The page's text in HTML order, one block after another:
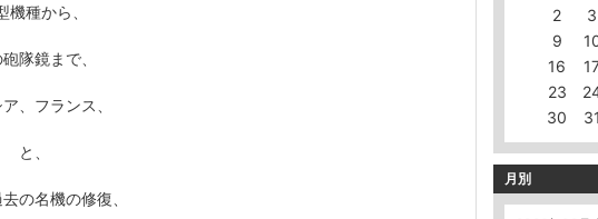
種から、
隊鏡まで、
、フランス、
と、
の名機の修復、
2
3
9
16
23
30
31
月別